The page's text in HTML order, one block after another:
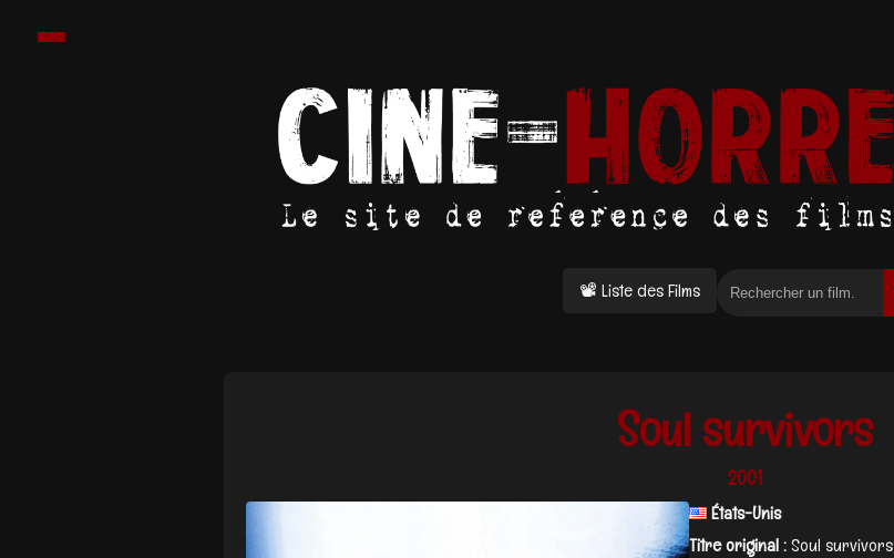
📽 Liste des Films
Soul survivors
2001
États-Unis
Titre original :Soul survivors